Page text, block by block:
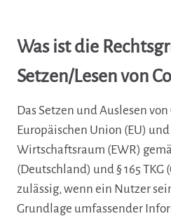
Was ist die
Setzen/Lesen von
Das Setzen und Auslesen
Europäischen Union (EU)
Wirtschaftsraum (EWR)
(Deutschland) und § 165
zulässig, wenn ein Nutzer
Grundlage umfassender